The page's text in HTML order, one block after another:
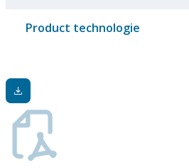
Product technologie